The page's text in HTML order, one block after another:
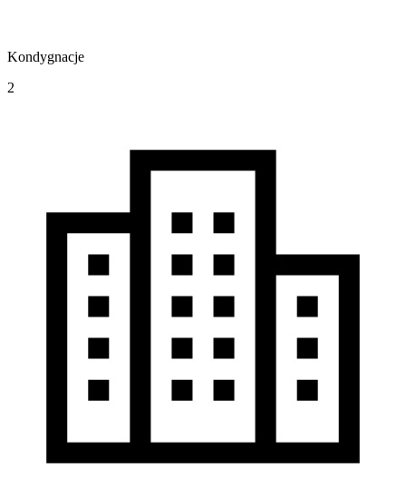
Kondygnacje
2